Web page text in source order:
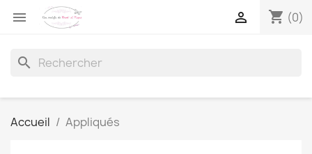
 shopping_cart (0)

search
Accueil Appliqués